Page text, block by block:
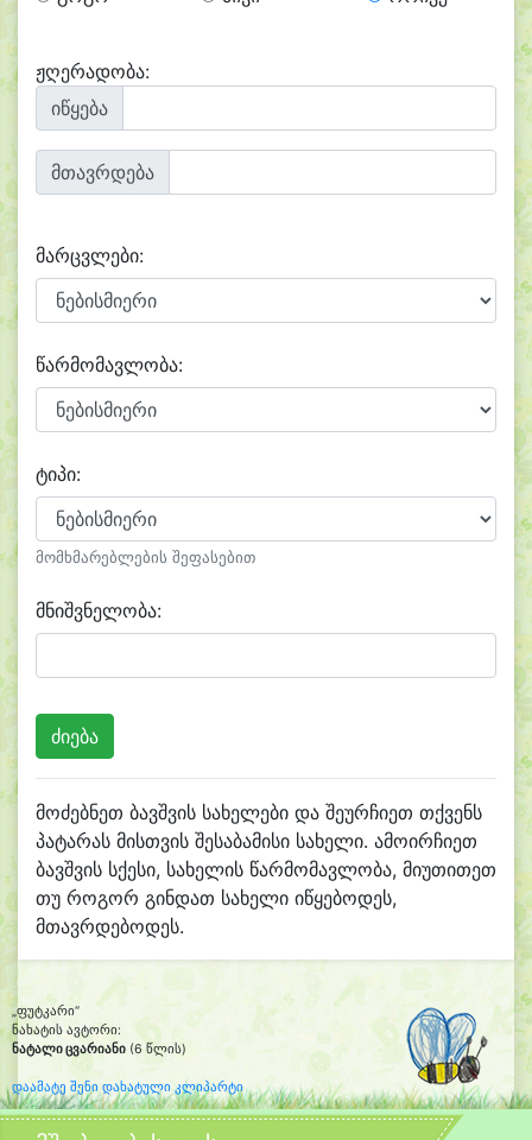
ჟღერადობა:
იწყება
მთავრდება
მარცვლები:
წარმომავლობა:
ტიპი:
მომხმარებლების შეფასებით
მნიშვნელობა:
მოძებნეთ ბავშვის სახელები და შეურჩიეთ თქვენს
პატარას მისთვის შესაბამისი სახელი. ამოირჩიეთ
ბავშვის სქესი, სახელის წარმომავლობა, მიუთითეთ
თუ როგორ გინდათ სახელი იწყებოდეს,
მთავრდებოდეს.
„ფუტკარი“
ნახატის ავტორი:
ნატალი ცვარიანი (6 წლის)
დაამატე შენი დახატული კლიპარტი